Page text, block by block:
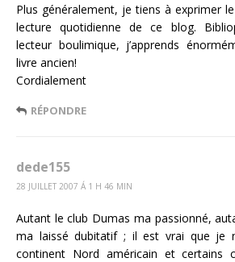
Plus généralement, je tiens à exprimer
lecture quotidienne de ce blog.
lecteur boulimique, j’apprends
livre ancien!
Cordialement
RÉPONDRE
dede155
28 JUILLET 2007 Á 1 H 46 MIN
Autant le club Dumas ma passionné,
ma laissé dubitatif ; il est vrai que je
continent Nord américain et certains